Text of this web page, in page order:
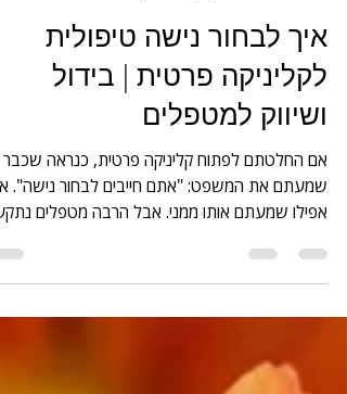
איריס אסיה
איך לבחור נישה טיפולית
לקליניקה פרטית | בידול
ושיווק למטפלים
אפילו שמעתם אותו ממני. אבל הרבה מטפלים
בדיוק בנקודה הזאת. הם שואלים את עצמם, "איך